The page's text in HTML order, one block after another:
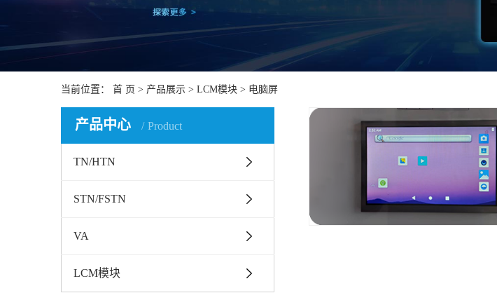
当前位置： 首 页 > 产品展示 > LCM模块 > 电脑屏
产品中心 Product
TN/HTN
STN/FSTN
VA
LCM模块